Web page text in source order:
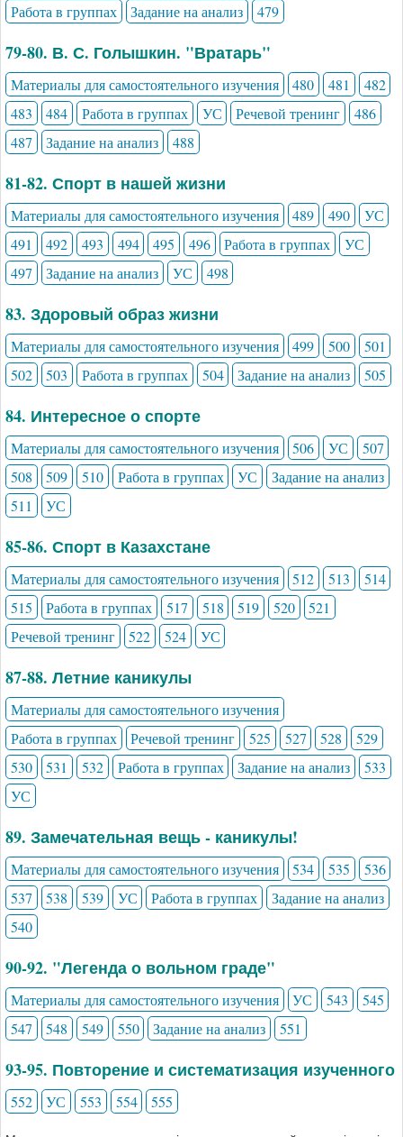
Работа в группах Задание на анализ 479
79-80. В. С. Голышкин. "Вратарь"
Материалы для самостоятельного изучения 480 481
482
483
484 Работа в группах УС Речевой тренинг
486
487
Задание на анализ 488
81-82. Спорт в нашей жизни
Материалы для самостоятельного изучения 489 490
УС
491
492 493 494 495 496 Работа в группах
УС
497
Задание на анализ УС 498
83. Здоровый образ жизни
Материалы для самостоятельного изучения 499 500
501
502
503 Работа в группах 504 Задание на анализ 505
84. Интересное о спорте
Материалы для самостоятельного изучения 506 УС
507
508
509 510 Работа в группах УС
Задание на анализ
511
УС
85-86. Спорт в Казахстане
Материалы для самостоятельного изучения 512 513
514
515
Работа в группах 517 518 519 520
521
Речевой тренинг
522 524 УС
87-88. Летние каникулы
Материалы для самостоятельного изучения
Работа в группах
Речевой тренинг 525 527 528
529
530
531 532 Работа в группах Задание на анализ
533
УС
89. Замечательная вещь - каникулы!
Материалы для самостоятельного изучения 534 535
536
537
538 539 УС Работа в группах
Задание на анализ
540
90-92. "Легенда о вольном граде"
Материалы для самостоятельного изучения УС 543
545
547
548 549 550 Задание на анализ 551
93-95. Повторение и систематизация изученного
552 УС 553 554 555